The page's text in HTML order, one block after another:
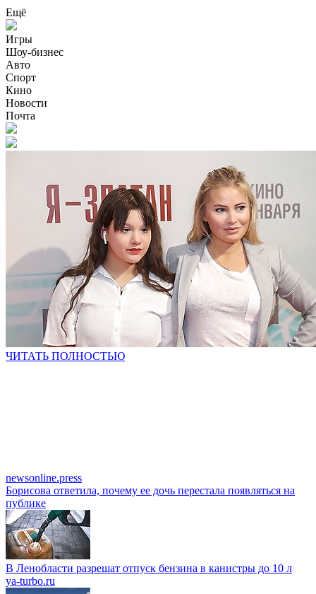
Ещё
Игры
Шоу-бизнес
Авто
Спорт
Кино
Новости
Почта
ЧИТАТЬ ПОЛНОСТЬЮ
newsonline.press
Борисова ответила, почему ее дочь перестала появляться на
публике
В Ленобласти разрешат отпуск бензина в канистры до 10 л
ya-turbo.ru